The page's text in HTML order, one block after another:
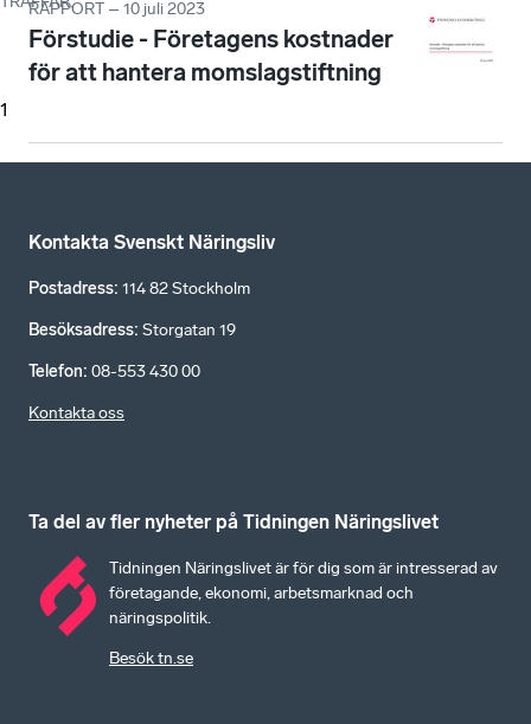
1
RAPPORT – 10 juli 2023
Förstudie - Företagens kostnader
för att hantera momslagstiftning
Kontakta Svenskt Näringsliv
Postadress: 114 82 Stockholm
Besöksadress: Storgatan 19
Telefon: 08-553 430 00
Kontakta oss
Ta del av fler nyheter på Tidningen Näringslivet
Tidningen Näringslivet är för dig som är intresserad av
företagande, ekonomi, arbetsmarknad och
näringspolitik.
Besök tn.se